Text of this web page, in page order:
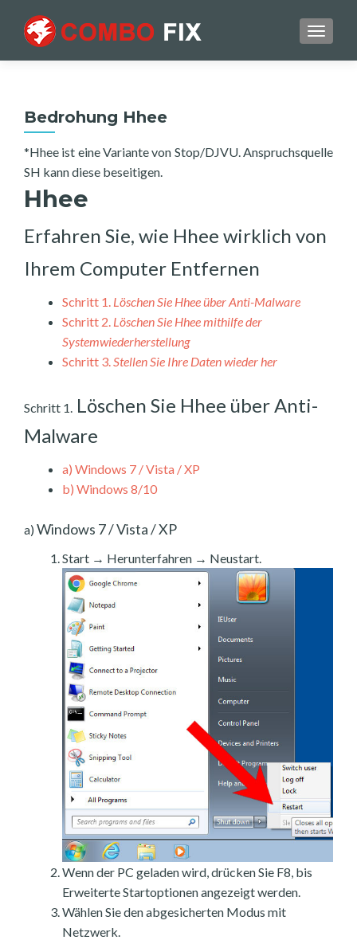
Bedrohung Hhee
*Hhee ist eine Variante von Stop/DJVU. Anspruchsquelle
SH kann diese beseitigen.
Hhee
Erfahren Sie, wie Hhee wirklich von
Ihrem Computer Entfernen
Schritt 1. Löschen Sie Hhee über Anti-Malware
Schritt 2. Löschen Sie Hhee mithilfe der
Systemwiederherstellung
Schritt 3.Stellen Sie Ihre Daten wieder her
Schritt 1. Löschen Sie Hhee über Anti-
Malware
a) Windows 7 / Vista / XP
b) Windows 8/10
a) Windows 7 / Vista / XP
Start → Herunterfahren → Neustart.
Wenn der PC geladen wird, drücken Sie F8, bis
Erweiterte Startoptionen angezeigt werden.
Wählen Sie den abgesicherten Modus mit
Netzwerk.